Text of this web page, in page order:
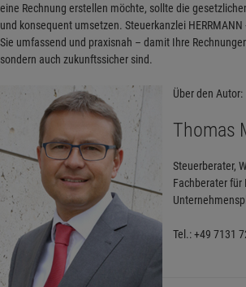
eine Rechnung erstellen möchte, sollte die
und konsequent umsetzen. Steuerkanzlei HERRMANN
Sie umfassend und praxisnah – damit Ihre
sondern auch zukunftssicher sind.
Über den Autor:
Thomas
Steuerberater,
Fachberater für
Tel.: +49 7131